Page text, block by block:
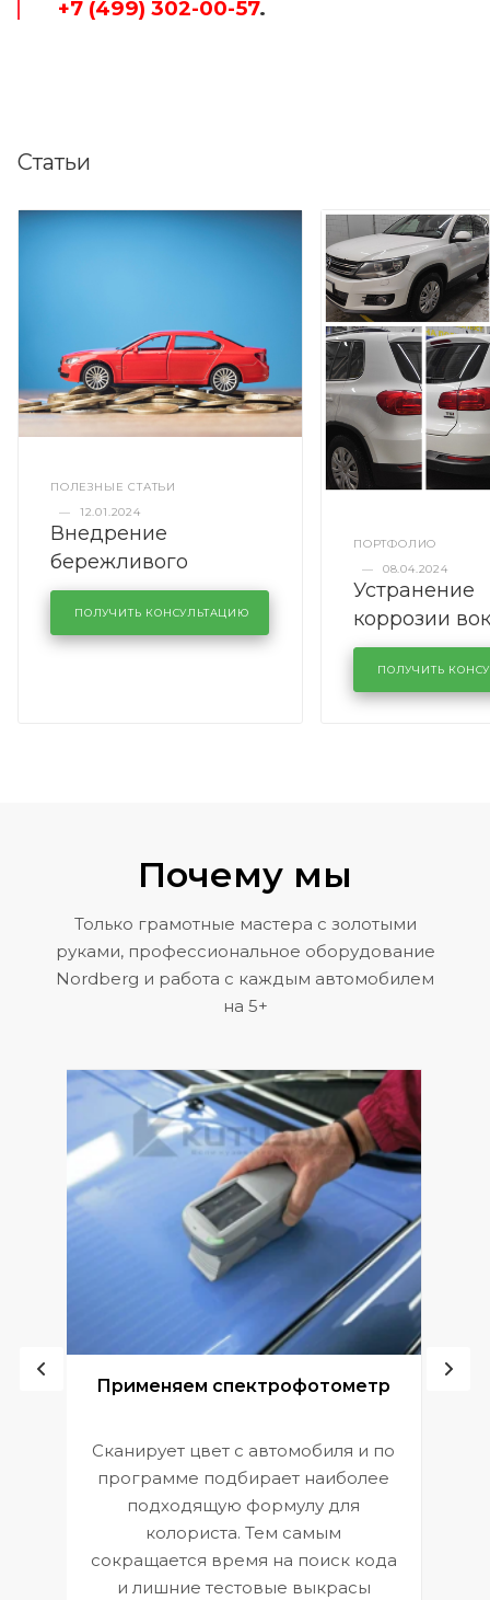
+7 (499) 302-00-57.
Статьи
ПОЛЕЗНЫЕ СТАТЬИ
—
12.01.2024
Внедрение
бережливого
производства в
кузовном сервисе
KUTUZOVV
ПОЛУЧИТЬ КОНСУЛЬТАЦИЮ
ПОРТФОЛИО
—
08.04.2024
Устранение
коррозии
лобового
районе
Volkswagen
ПОЛУЧИТЬ
Почему мы
Только грамотные мастера с золотыми
руками, профессиональное оборудование
Nordberg и работа с каждым автомобилем
на 5+
Применяем спектрофотометр
Сканирует цвет с автомобиля и по
программе подбирает наиболее
подходящую формулу для
колориста. Тем самым
сокращается время на поиск кода
и лишние тестовые выкрасы